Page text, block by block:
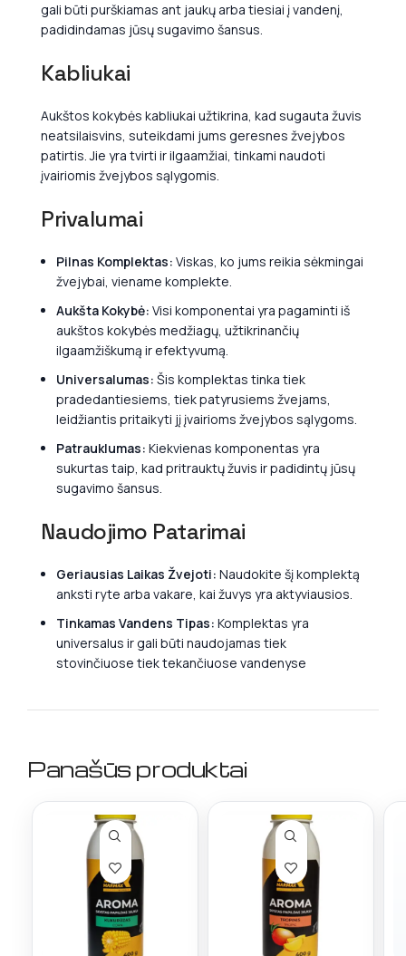
gali būti purškiamas ant jaukų arba tiesiai į vandenį,
padidindamas jūsų sugavimo šansus.
Kabliukai
Aukštos kokybės kabliukai užtikrina, kad sugauta žuvis
neatsilaisvins, suteikdami jums geresnes žvejybos
patirtis. Jie yra tvirti ir ilgaamžiai, tinkami naudoti
įvairiomis žvejybos sąlygomis.
Privalumai
Pilnas Komplektas: Viskas, ko jums reikia sėkmingai
žvejybai, viename komplekte.
Aukšta Kokybė: Visi komponentai yra pagaminti iš
aukštos kokybės medžiagų, užtikrinančių
ilgaamžiškumą ir efektyvumą.
Universalumas: Šis komplektas tinka tiek
pradedantiesiems, tiek patyrusiems žvejams,
leidžiantis pritaikyti jį įvairioms žvejybos sąlygoms.
Patrauklumas: Kiekvienas komponentas yra
sukurtas taip, kad pritrauktų žuvis ir padidintų jūsų
sugavimo šansus.
Naudojimo Patarimai
Geriausias Laikas Žvejoti: Naudokite šį komplektą
anksti ryte arba vakare, kai žuvys yra aktyviausios.
Tinkamas Vandens Tipas: Komplektas yra
universalus ir gali būti naudojamas tiek
stovinčiuose tiek tekančiuose vandenyse
Panašūs produktai